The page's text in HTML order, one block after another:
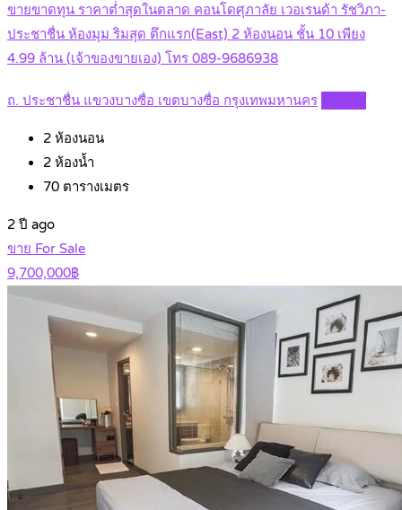
ขายขาดทุน ราคาต่ำสุดในตลาด คอนโดศุภาลัย เวอเรนด้า รัชวิภา-
ประชาชื่น ห้องมุม ริมสุด ตึกแรก(East) 2 ห้องนอน ชั้น 10 เพียง
4.99 ล้าน (เจ้าของขายเอง) โทร 089-9686938
ถ. ประชาชื่น แขวงบางซื่อ เขตบางซื่อ กรุงเทพมหานคร
2 ห้องนอน
2 ห้องน้ำ
70 ตารางเมตร
2 ปี ago
ขาย For Sale
9,700,000฿